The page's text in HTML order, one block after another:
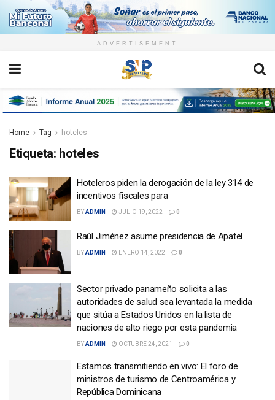
ADVERTISEMENT
Home Tag hoteles
Etiqueta: hoteles
Hoteleros piden la derogación de la ley 314 de
incentivos fiscales para
BYADMIN JULIO 19, 2022 0
Raúl Jiménez asume presidencia de Apatel
BYADMIN ENERO 14, 2022 0
Sector privado panameño solicita a las
autoridades de salud sea levantada la medida
que sitúa a Estados Unidos en la lista de
naciones de alto riego por esta pandemia
BYADMIN OCTUBRE 24, 2021 0
Estamos transmitiendo en vivo: El foro de
ministros de turismo de Centroamérica y
República Dominicana